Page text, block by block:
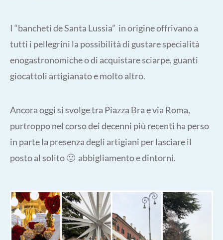
I “bancheti de Santa Lussia” in origine offrivano a
tutti i pellegrini la possibilità di gustare specialità
enogastronomiche o di acquistare sciarpe, guanti
giocattoli artigianato e molto altro.
Ancora oggi si svolge tra Piazza Bra e via Roma,
purtroppo nel corso dei decenni più recenti ha perso
in parte la presenza degli artigiani per lasciare il
posto al solito 🙁 abbigliamento e dintorni.